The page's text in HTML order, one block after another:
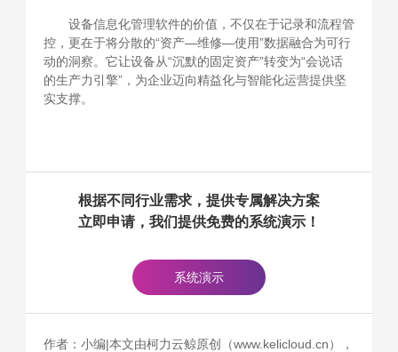
设备信息化管理软件的价值，不仅在于记录和流程管
控，更在于将分散的“资产—维修—使用”数据融合为可行
动的洞察。它让设备从“沉默的固定资产”转变为“会说话
的生产力引擎”，为企业迈向精益化与智能化运营提供坚
实支撑。
根据不同行业需求，提供专属解决方案
立即申请，我们提供免费的系统演示！
系统演示
作者：小编|本文由柯力云鲸原创（www.kelicloud.cn），